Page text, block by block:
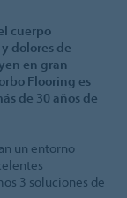
cuerpo
dolores de
en gran
Flooring es
de 30 años de
un entorno
3 soluciones de